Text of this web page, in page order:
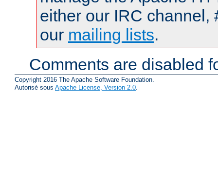
either our IRC channel,
our mailing lists.
Comments are disabled
Copyright 2016 The Apache Software Foundation.
Autorisé sous Apache License, Version 2.0